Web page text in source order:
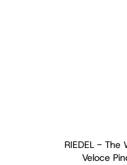
RIEDEL - The
Veloce